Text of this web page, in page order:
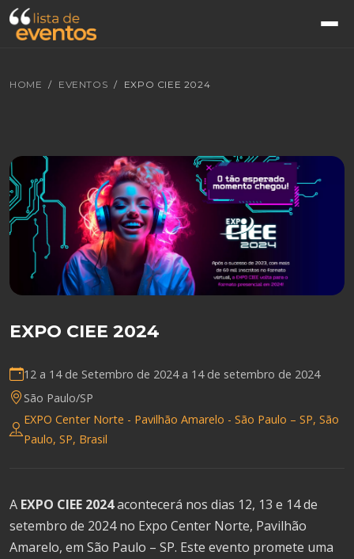
HOME EVENTOS EXPO CIEE 2024
EXPO CIEE 2024
12 a 14 de Setembro de 2024 a 14 de setembro de 2024
São Paulo/SP
EXPO Center Norte - Pavilhão Amarelo - São Paulo – SP, São
Paulo, SP, Brasil
A EXPO CIEE 2024acontecerá nos dias 12, 13 e 14 de
setembro de 2024 no Expo Center Norte, Pavilhão
Amarelo, em São Paulo – SP. Este evento promete uma